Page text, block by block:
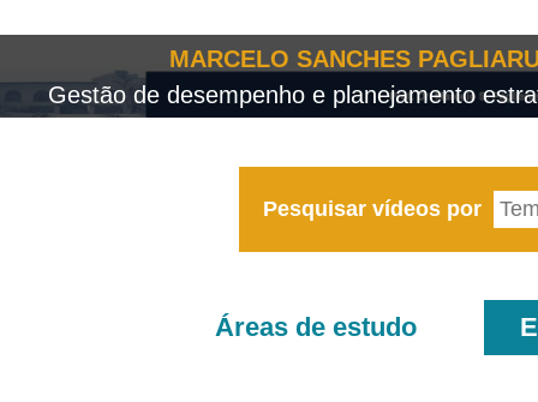
MARCELO SANCHES
Gestão de desempenho e planejamento
Pesquisar vídeos por
Áreas de estudo